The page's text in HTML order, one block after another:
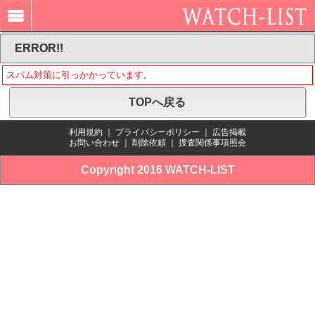
ERROR!!
スパム対策に引っかかっています。
TOPへ戻る
利用規約 プライバシーポリシー
広告掲載
お問い合わせ
削除依頼 捜査関係事項照会
Copyright 2016 WATCH-LIST